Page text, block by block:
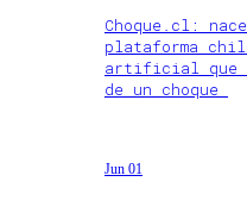
Choque.cl:
plataforma
artificial que
de un choque
Jun 01